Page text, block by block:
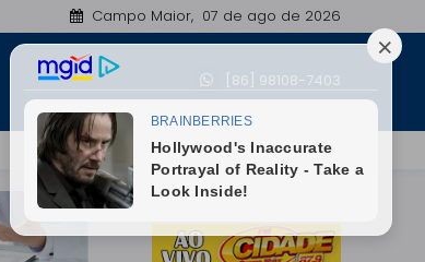
Nossa Senhora de Nazaré conquista 1º lugar na
Campo Maior, 07 de ago de 2026
[86] 98108-7403